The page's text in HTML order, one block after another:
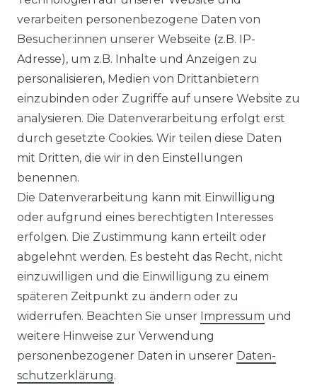
Growatt Speicher
Trina Solar Speicher
Wechselrichter
Wechselrichter
ZUBEHÖR
Unterkonstruktion
Weiteres Zubehör
Wp Balkonkraftwerk
mit Speicher
NOAH 2000
NEXA 2000
PV-KOMPLETTSETS
Solaranlagen mit Speicher
Insel Solaranlagen
10 kW PV-Anlage mit Speicher
8 kWp Solaranlagen
15 kWp Solaranlagen
20 kWp Solaranlagen
25 kWp Solaranlagen
30 kWp Solaranlagen
Klimaanlagen
ÜBER UNS
verarbeiten personenbezogene Daten von
Besucher:innen unserer Webseite (z.B. IP-
Adresse), um z.B. Inhalte und Anzeigen zu
personalisieren, Medien von Drittanbietern
einzubinden oder Zugriffe auf unsere Website zu
analysieren. Die Datenverarbeitung erfolgt erst
durch gesetzte Cookies. Wir teilen diese Daten
mit Dritten, die wir in den Einstellungen
benennen.
Die Datenverarbeitung kann mit Einwilligung
oder aufgrund eines berechtigten Interesses
erfolgen. Die Zustimmung kann erteilt oder
abgelehnt werden. Es besteht das Recht, nicht
einzuwilligen und die Einwilligung zu einem
späteren Zeitpunkt zu ändern oder zu
widerrufen. Beachten Sie unser Impressum und
weitere Hinweise zur Verwendung
personenbezogener Daten in unserer Daten­
schutz­erklärung.